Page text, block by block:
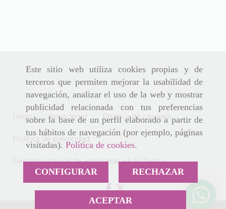
Este sitio web utiliza cookies propias y de
terceros que permiten mejorar la usabilidad de
navegación, analizar el uso de la web y mostrar
publicidad relacionada con tus preferencias
sobre la base de un perfil elaborado a partir de
tus hábitos de navegación (por ejemplo, páginas
visitadas). Política de cookies.
CONFIGURAR RECHAZAR
ACEPTAR
Inicio Aviso legal Política de cookies
Política de privacidad
Gestión integral de empresas en El Retiro